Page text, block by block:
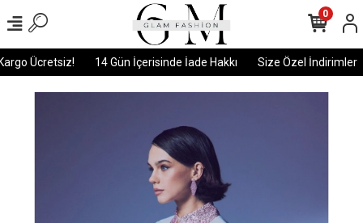
Ücretsiz! 14 Gün İçerisinde İade Hakkı Size Özel İndirimler
0